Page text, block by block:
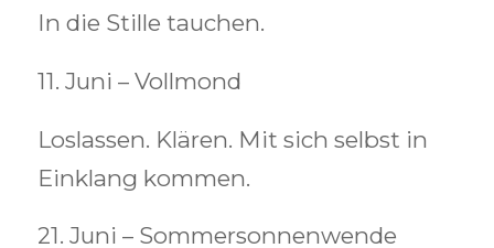
In die Stille tauchen.
11. Juni – Vollmond
Loslassen. Klären. Mit sich selbst in
Einklang kommen.
21. Juni – Sommersonnenwende